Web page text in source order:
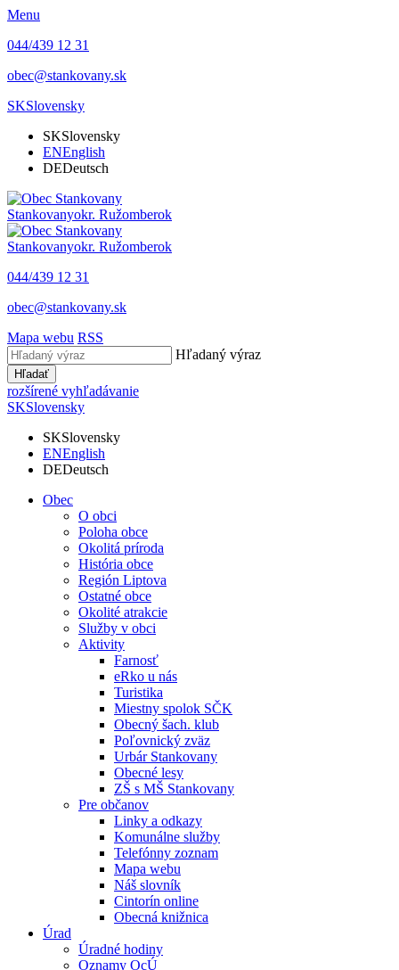
Menu
044/439 12 31
obec@stankovany.sk
SKSlovensky
SKSlovensky
ENEnglish
DEDeutsch
Stankovanyokr. Ružomberok
Stankovanyokr. Ružomberok
044/439 12 31
obec@stankovany.sk
Mapa webu RSS
Hľadaný výraz
Hľadať
rozšírené vyhľadávanie
SKSlovensky
SKSlovensky
ENEnglish
DEDeutsch
Obec
O obci
Poloha obce
Okolitá príroda
História obce
Región Liptova
Ostatné obce
Okolité atrakcie
Služby v obci
Aktivity
Farnosť
eRko u nás
Turistika
Miestny spolok SČK
Obecný šach. klub
Poľovnický zväz
Urbár Stankovany
Obecné lesy
ZŠ s MŠ Stankovany
Pre občanov
Linky a odkazy
Komunálne služby
Telefónny zoznam
Mapa webu
Náš slovník
Cintorín online
Obecná knižnica
Úrad
Úradné hodiny
Oznamy OcÚ